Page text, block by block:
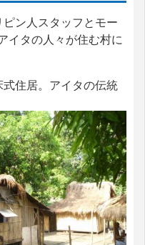
ン人スタッフとモー
イタの人々が住む村に
住居。アイタの伝統